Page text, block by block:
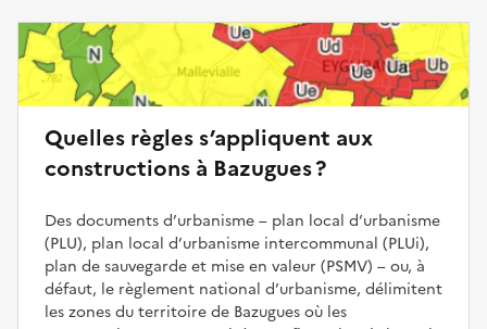
Quelles règles s’appliquent aux
constructions à Bazugues ?
Des documents d’urbanisme – plan local d’urbanisme
(PLU), plan local d’urbanisme intercommunal (PLUi),
plan de sauvegarde et mise en valeur (PSMV) – ou, à
défaut, le règlement national d’urbanisme, délimitent
les zones du territoire de Bazugues où les